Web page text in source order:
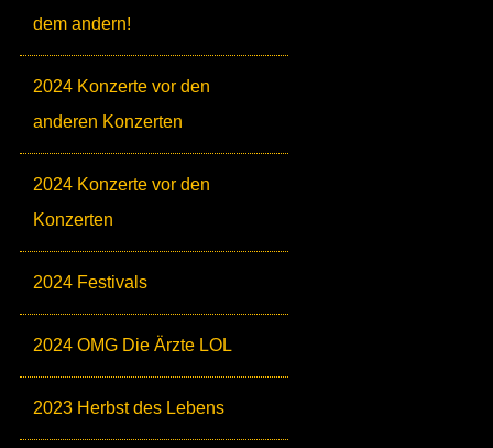
dem andern!
2024 Konzerte vor den
anderen Konzerten
2024 Konzerte vor den
Konzerten
2024 Festivals
2024 OMG Die Ärzte LOL
2023 Herbst des Lebens